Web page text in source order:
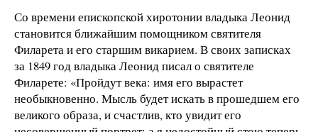
Со времени епископской хиротонии владыка Леонид
становится ближайшим помощником святителя
Филарета и его старшим викарием. В своих записках
за 1849 год владыка Леонид писал о святителе
Филарете: «Пройдут века: имя его вырастет
необыкновенно. Мысль будет искать в прошедшем его
великого образа, и счастлив, кто увидит его